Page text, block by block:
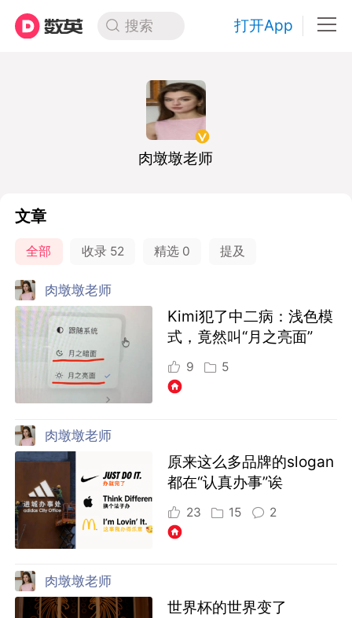
搜索 打开App
肉墩墩老师
文章
全部 收录 52 精选 0 提及
肉墩墩老师
Kimi犯了中二病：浅色模
式，竟然叫“月之亮面”
9 5
肉墩墩老师
原来这么多品牌的slogan
都在“认真办事”诶
23 15 2
肉墩墩老师
世界杯的世界变了